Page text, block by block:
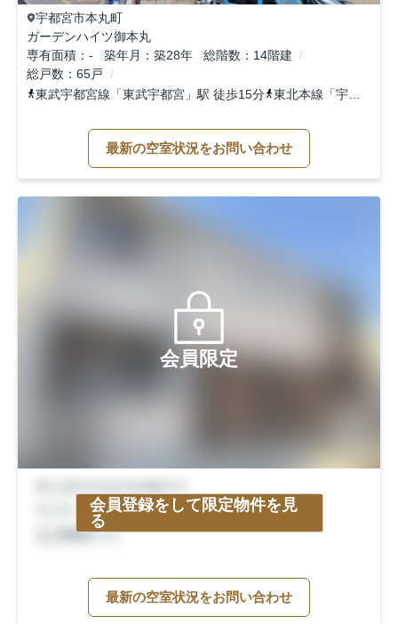
宇都宮市本丸町
ガーデンハイツ御本丸
専有面積
- 築年月 築28年 総階数
14階建
総戸数
65戸
東武宇都宮線 「東武宇都宮 」駅 徒歩15分 東北本線 「宇都宮
最新の空室状況をお問い合わせ
会員限定
会員登録をして限定物件を見
る
最新の空室状況をお問い合わせ